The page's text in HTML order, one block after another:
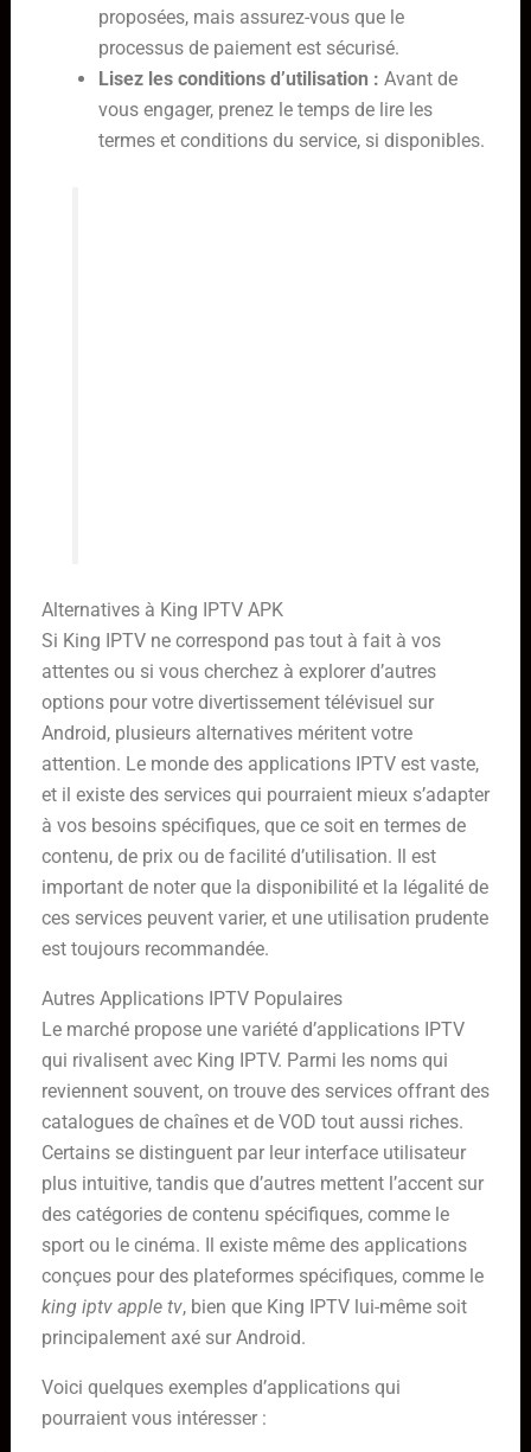
proposées, mais assurez-vous que le
processus de paiement est sécurisé.
Lisez les conditions d’utilisation : Avant de
vous engager, prenez le temps de lire les
termes et conditions du service, si disponibles.
Alternatives à King IPTV APK
Si King IPTV ne correspond pas tout à fait à vos
attentes ou si vous cherchez à explorer d’autres
options pour votre divertissement télévisuel sur
Android, plusieurs alternatives méritent votre
attention. Le monde des applications IPTV est vaste,
et il existe des services qui pourraient mieux s’adapter
à vos besoins spécifiques, que ce soit en termes de
contenu, de prix ou de facilité d’utilisation. Il est
important de noter que la disponibilité et la légalité de
ces services peuvent varier, et une utilisation prudente
est toujours recommandée.
Autres Applications IPTV Populaires
Le marché propose une variété d’applications IPTV
qui rivalisent avec King IPTV. Parmi les noms qui
reviennent souvent, on trouve des services offrant des
catalogues de chaînes et de VOD tout aussi riches.
Certains se distinguent par leur interface utilisateur
plus intuitive, tandis que d’autres mettent l’accent sur
des catégories de contenu spécifiques, comme le
sport ou le cinéma. Il existe même des applications
conçues pour des plateformes spécifiques, comme le
king iptv apple tv, bien que King IPTV lui-même soit
principalement axé sur Android.
Voici quelques exemples d’applications qui
pourraient vous intéresser :